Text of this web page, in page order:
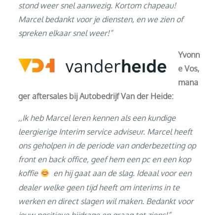
stond weer snel aanwezig. Kortom chapeau!
Marcel bedankt voor je diensten, en we zien of
spreken elkaar snel weer!”
Yvonn
e Vos,
mana
ger aftersales bij Autobedrijf Van der Heide:
,,Ik heb Marcel leren kennen als een kundige
leergierige Interim service adviseur. Marcel heeft
ons geholpen in de periode van onderbezetting op
front en back office, geef hem een pc en een kop
koffie
en hij gaat aan de slag. Ideaal voor een
dealer welke geen tijd heeft om interims in te
werken en direct slagen wil maken. Bedankt voor